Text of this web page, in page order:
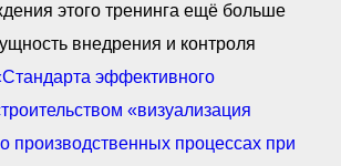
этого тренинга ещё больше
внедрения и контроля
эффективного
«визуализация
производственных процессах при